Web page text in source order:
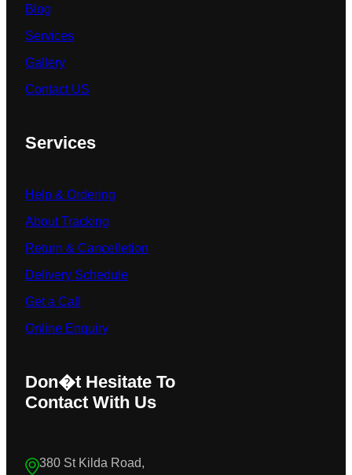
Blog
Services
Gallery
Contact US
Services
Help & Ordering
About Tracking
Return & Cancelletion
Delivery Schedule
Get a Call
Online Enquiry
Don�t Hesitate To
Contact With Us
380 St Kilda Road,